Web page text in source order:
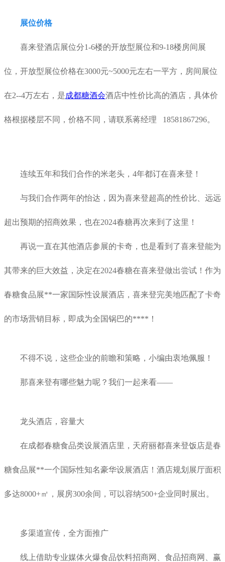
展位价格
喜来登酒店展位分1-6楼的开放型展位和9-18楼房间展
位，开放型展位价格在3000元~5000元左右一平方，房间展位
在2--4万左右，是成都糖酒会酒店中性价比高的酒店，具体价
格根据楼层不同，价格不同，请联系蒋经理 18581867296。
连续五年和我们合作的米老头，4年都订在喜来登！
与我们合作两年的怡达，因为喜来登超高的性价比、远远
超出预期的招商效果，也在2024春糖再次来到了这里！
再说一直在其他酒店参展的卡奇，也是看到了喜来登能为
其带来的巨大效益，决定在2024春糖在喜来登做出尝试！作为
春糖食品展**一家国际性设展酒店，喜来登完美地匹配了卡奇
的市场营销目标，即成为全国锅巴的****！
不得不说，这些企业的前瞻和策略，小编由衷地佩服！
那喜来登有哪些魅力呢？我们一起来看——
龙头酒店，容量大
在成都春糖食品类设展酒店里，天府丽都喜来登饭店是春
糖食品展**一个国际性知名豪华设展酒店！酒店规划展厅面积
多达8000+㎡，展房300余间，可以容纳500+企业同时展出。
多渠道宣传，全方面推广
线上借助专业媒体火爆食品饮料招商网、食品招商网、赢